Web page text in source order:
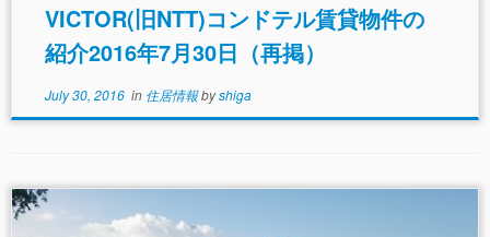
VICTOR(旧NTT)コンドテル賃貸物件の
紹介2016年7月30日（再掲）
July 30, 2016in 住居情報byshiga